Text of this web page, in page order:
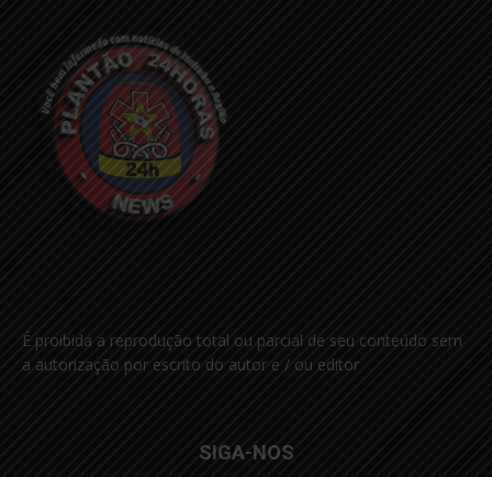
É proibida a reprodução total ou parcial de seu conteúdo sem
a autorização por escrito do autor e / ou editor
SIGA-NOS